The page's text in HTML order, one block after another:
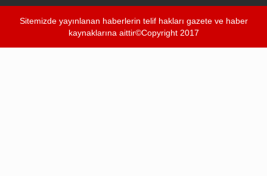
Sitemizde yayınlanan haberlerin telif hakları gazete ve haber
kaynaklarına aittir©Copyright 2017